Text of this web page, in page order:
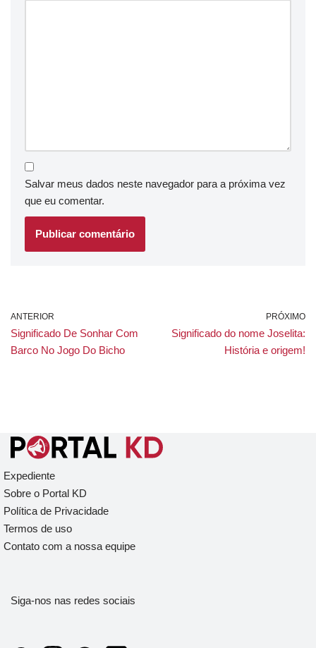
Salvar meus dados neste navegador para a próxima vez
que eu comentar.
ANTERIOR
Significado De Sonhar Com
Barco No Jogo Do Bicho
PRÓXIMO
Significado do nome Joselita:
História e origem!
Expediente
Sobre o Portal KD
Política de Privacidade
Termos de uso
Contato com a nossa equipe
Siga-nos nas redes sociais